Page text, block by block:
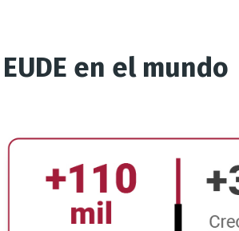
EUDE en el mundo